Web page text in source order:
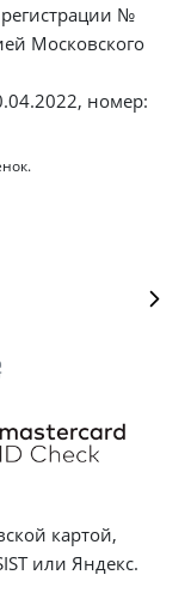
регистрации №
Московского
номер:
картой,
или Яндекс.